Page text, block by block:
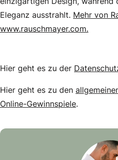
Eleganz ausstrahlt. Mehr von
www.rauschmayer.com.
Hier geht es zu der
Hier geht es zu den
Online-Gewinnspiele.